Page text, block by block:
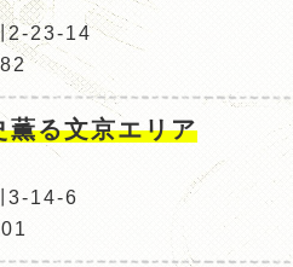
2-23-14
薫る文京エリア
3-14-6